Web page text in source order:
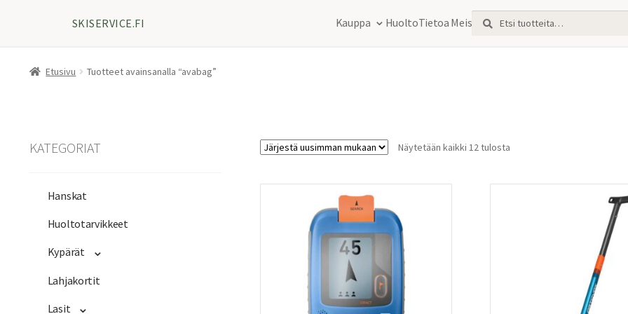
SKISERVICE.FI Kauppa HuoltoTietoa MeistäEtsi:
Haku
Etusivu Tuotteet avainsanalla “avabag”
Näytetään kaikki 12 tulostaSorted
KATEGORIAT
Hanskat
Huoltotarvikkeet
Kypärät
Lahjakortit
Lasit